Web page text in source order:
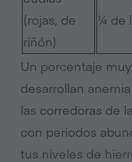
(rojas, de
riñón)
¼ de
Un porcentaje
desarrollan
las corredoras de
con periodos
tus niveles de